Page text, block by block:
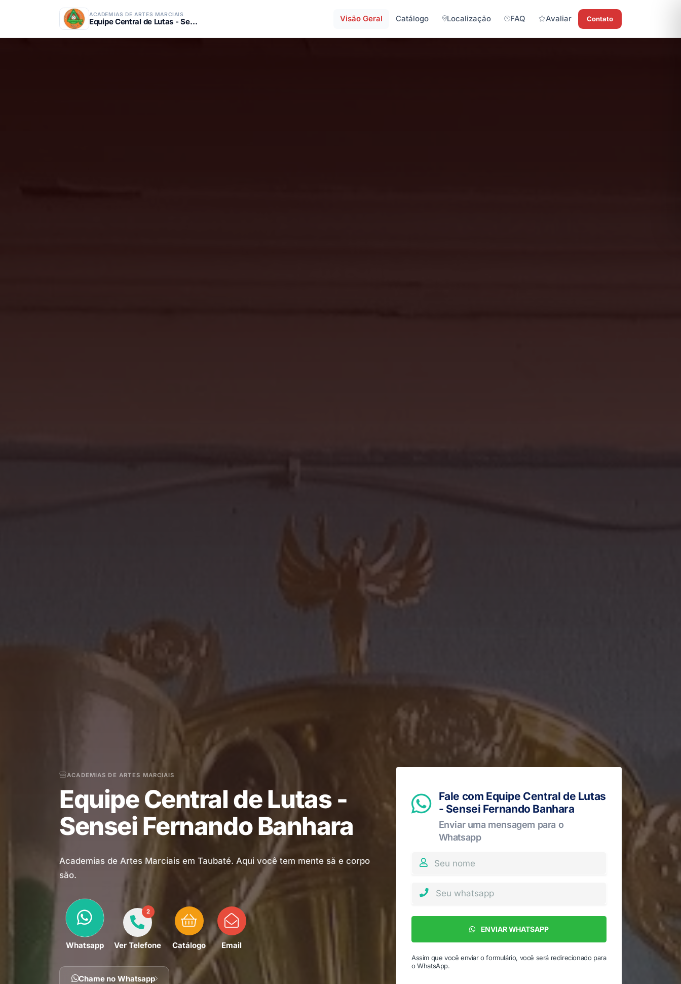
ACADEMIAS DE ARTES MARCIAIS
Equipe Central de Lutas - Sensei Fernando Banhara Visão Geral Catálogo Localização FAQ Avaliar Contato
ACADEMIAS DE ARTES MARCIAIS
Equipe Central de Lutas -
Sensei Fernando Banhara
Academias de Artes Marciais em Taubaté. Aqui você tem mente sã e corpo
são.
Whatsapp
2
Ver Telefone Catálogo Email
Chame no Whatsapp
Fale com Equipe Central de Lutas
- Sensei Fernando Banhara
Enviar uma mensagem para o
Whatsapp
ENVIAR WHATSAPP
Assim que você enviar o formulário, você será redirecionado para
o WhatsApp.